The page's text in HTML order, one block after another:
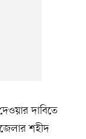
দাবিতে
শহীদ